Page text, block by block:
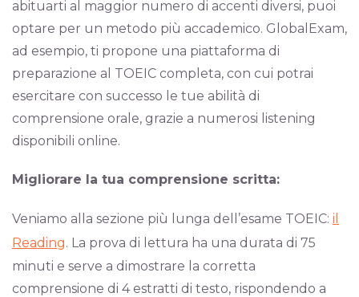
abituarti al maggior numero di accenti diversi, puoi
optare per un metodo più accademico. GlobalExam,
ad esempio, ti propone una piattaforma di
preparazione al TOEIC completa, con cui potrai
esercitare con successo le tue abilità di
comprensione orale, grazie a numerosi listening
disponibili online.
Migliorare la tua comprensione scritta:
Veniamo alla sezione più lunga dell’esame TOEIC: il
Reading. La prova di lettura ha una durata di 75
minuti e serve a dimostrare la corretta
comprensione di 4 estratti di testo, rispondendo a